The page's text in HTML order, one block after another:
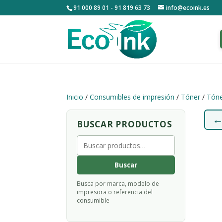
91 000 89 01 - 91 819 63 73 info@ecoink.es
Inicio /Consumibles de impresión / Tóner /
BUSCAR PRODUCTOS
Buscar
por:
Buscar
Busca por marca, modelo de
impresora o referencia del
consumible